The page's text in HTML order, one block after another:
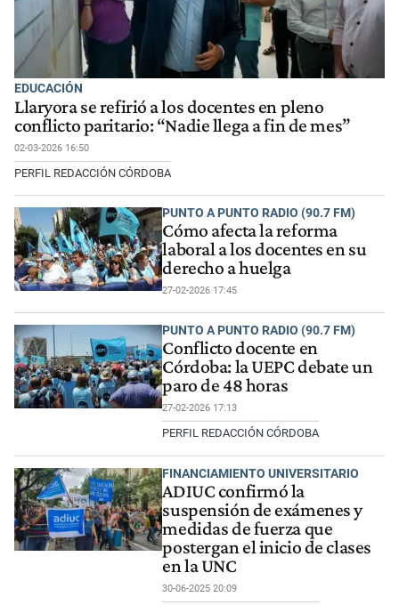
EDUCACIÓN
Llaryora se refirió a los docentes en pleno
conflicto paritario: “Nadie llega a fin de mes”
02-03-2026 16:50
PERFIL REDACCIÓN CÓRDOBA
PUNTO A PUNTO RADIO (90.7 FM)
Cómo afecta la reforma
laboral a los docentes en su
derecho a huelga
27-02-2026 17:45
PUNTO A PUNTO RADIO (90.7 FM)
Conflicto docente en
Córdoba: la UEPC debate un
paro de 48 horas
27-02-2026 17:13
PERFIL REDACCIÓN CÓRDOBA
FINANCIAMIENTO UNIVERSITARIO
ADIUC confirmó la
suspensión de exámenes y
medidas de fuerza que
postergan el inicio de clases
en la UNC
30-06-2025 20:09